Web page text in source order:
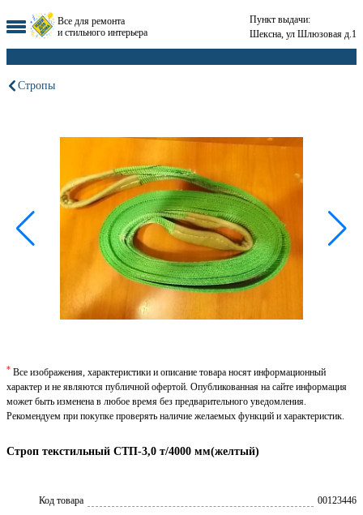
Все для ремонта
и стильного интерьера
Пункт выдачи:
Шексна, ул Шлюзовая д.1
Стропы
Строп текстильный СТП-3,0 т/4000 мм(желтый)
Код товара
00123446
* Все изображения, характеристики и описание товара носят информационный
характер и не являются публичной офертой. Опубликованная на сайте информация
может быть изменена в любое время без предварительного уведомления.
Рекомендуем при покупке проверять наличие желаемых функций и характеристик.